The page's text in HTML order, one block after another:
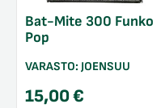
Bat-Mite 300 Funko
Pop
VARASTO: JOENSUU
15,00€